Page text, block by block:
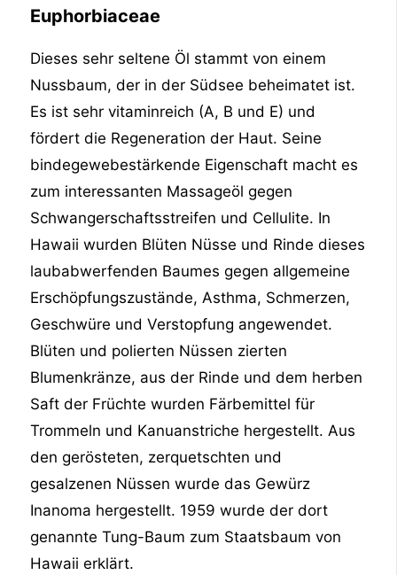
Euphorbiaceae
Dieses sehr seltene Öl stammt von einem
Nussbaum, der in der Südsee beheimatet ist.
Es ist sehr vitaminreich (A, B und E) und
fördert die Regeneration der Haut. Seine
bindegewebestärkende Eigenschaft macht es
zum interessanten Massageöl gegen
Schwangerschaftsstreifen und Cellulite. In
Hawaii wurden Blüten Nüsse und Rinde dieses
laubabwerfenden Baumes gegen allgemeine
Erschöpfungszustände, Asthma, Schmerzen,
Geschwüre und Verstopfung angewendet.
Blüten und polierten Nüssen zierten
Blumenkränze, aus der Rinde und dem herben
Saft der Früchte wurden Färbemittel für
Trommeln und Kanuanstriche hergestellt. Aus
den gerösteten, zerquetschten und
gesalzenen Nüssen wurde das Gewürz
Inanoma hergestellt. 1959 wurde der dort
genannte Tung-Baum zum Staatsbaum von
Hawaii erklärt.